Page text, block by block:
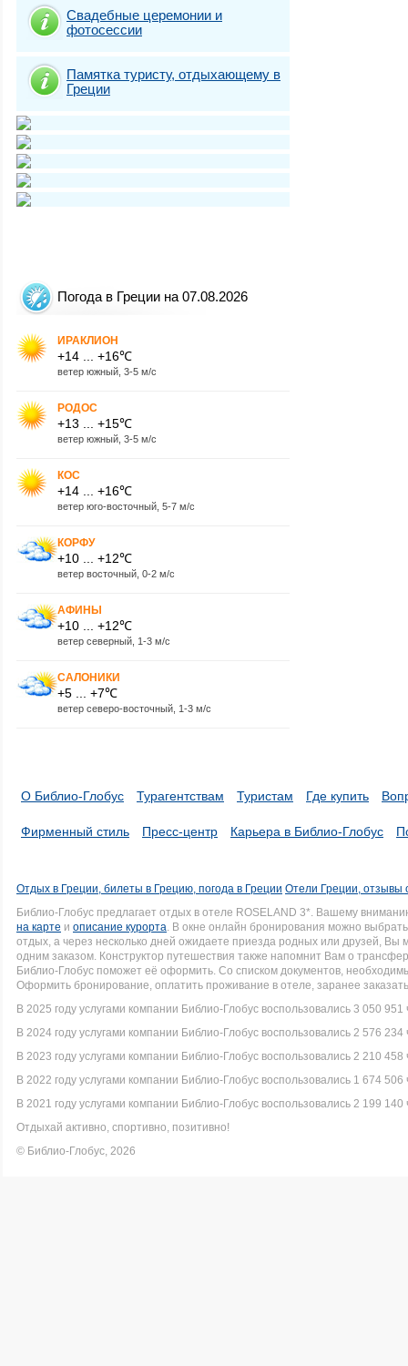
Свадебные церемонии и
фотосесcии
Памятка туристу, отдыхающему в
Греции
Погода в Греции на 07.08.2026
ИРАКЛИОН
+14 ... +16℃
ветер южный, 3-5 м/с
РОДОС
+13 ... +15℃
ветер южный, 3-5 м/с
КОС
+14 ... +16℃
ветер юго-восточный, 5-7 м/с
КОРФУ
+10 ... +12℃
ветер восточный, 0-2 м/с
АФИНЫ
+10 ... +12℃
ветер северный, 1-3 м/с
САЛОНИКИ
+5 ... +7℃
ветер северо-восточный, 1-3 м/с
О Библио-Глобус Турагентствам Туристам Где купить
Фирменный стиль Пресс-центр Карьера в Библио-Глобус
Отдых в Греции, билеты в Грецию, погода в Греции Отели Греции, отзывы
Библио-Глобус предлагает отдых в отеле ROSELAND 3*. Вашему
на карте и описание курорта. В окне онлайн бронирования можно
отдых, а через несколько дней ожидаете приезда родных или друзей, Вы
одним заказом. Конструктор путешествия также напомнит Вам о
Библио-Глобус поможет её оформить. Со списком документов,
Оформить бронирование, оплатить проживание в отеле, заранее
В 2025 году услугами компании Библио-Глобус воспользовались 3 050 951
В 2024 году услугами компании Библио-Глобус воспользовались 2 576 234
В 2023 году услугами компании Библио-Глобус воспользовались 2 210 458
В 2022 году услугами компании Библио-Глобус воспользовались 1 674 506
В 2021 году услугами компании Библио-Глобус воспользовались 2 199 140
Отдыхай активно, спортивно, позитивно!
© Библио-Глобус, 2026